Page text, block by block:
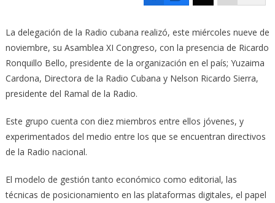
La delegación de la Radio cubana realizó, este miércoles nueve de
noviembre, su Asamblea XI Congreso, con la presencia de Ricardo
Ronquillo Bello, presidente de la organización en el país; Yuzaima
Cardona, Directora de la Radio Cubana y Nelson Ricardo Sierra,
presidente del Ramal de la Radio.
Este grupo cuenta con diez miembros entre ellos jóvenes, y
experimentados del medio entre los que se encuentran directivos
de la Radio nacional.
El modelo de gestión tanto económico como editorial, las
técnicas de posicionamiento en las plataformas digitales, el papel